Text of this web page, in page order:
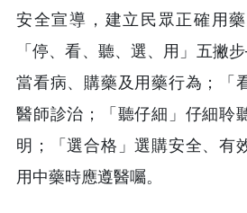
安全宣導，建立民眾正確用
「停、看、聽、選、用」五撇
當看病、購藥及用藥行為；「
醫師診治；「聽仔細」仔細聆
明；「選合格」選購安全、有
用中藥時應遵醫囑。